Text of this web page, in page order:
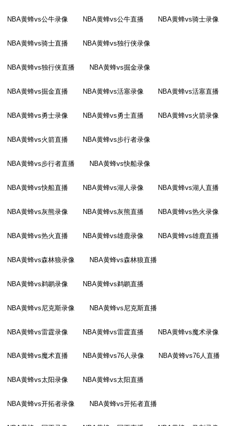
NBA黄蜂vs公牛录像 NBA黄蜂vs公牛直播 NBA黄蜂vs骑士录像
NBA黄蜂vs骑士直播 NBA黄蜂vs独行侠录像
NBA黄蜂vs独行侠直播 NBA黄蜂vs掘金录像
NBA黄蜂vs掘金直播 NBA黄蜂vs活塞录像 NBA黄蜂vs活塞直播
NBA黄蜂vs勇士录像 NBA黄蜂vs勇士直播 NBA黄蜂vs火箭录像
NBA黄蜂vs火箭直播 NBA黄蜂vs步行者录像
NBA黄蜂vs步行者直播 NBA黄蜂vs快船录像
NBA黄蜂vs快船直播 NBA黄蜂vs湖人录像 NBA黄蜂vs湖人直播
NBA黄蜂vs灰熊录像 NBA黄蜂vs灰熊直播 NBA黄蜂vs热火录像
NBA黄蜂vs热火直播 NBA黄蜂vs雄鹿录像 NBA黄蜂vs雄鹿直播
NBA黄蜂vs森林狼录像 NBA黄蜂vs森林狼直播
NBA黄蜂vs鹈鹕录像 NBA黄蜂vs鹈鹕直播
NBA黄蜂vs尼克斯录像 NBA黄蜂vs尼克斯直播
NBA黄蜂vs雷霆录像 NBA黄蜂vs雷霆直播 NBA黄蜂vs魔术录像
NBA黄蜂vs魔术直播 NBA黄蜂vs76人录像 NBA黄蜂vs76人直播
NBA黄蜂vs太阳录像 NBA黄蜂vs太阳直播
NBA黄蜂vs开拓者录像 NBA黄蜂vs开拓者直播